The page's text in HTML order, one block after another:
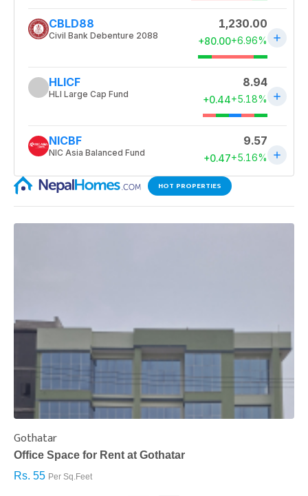
HOT PROPERTIES
Gothatar
Office Space for Rent at Gothatar
Rs. 55 Per Sq.Feet